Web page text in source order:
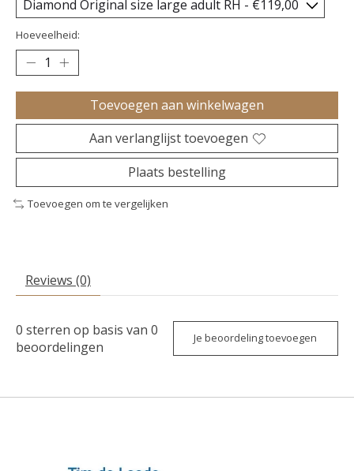
Hoeveelheid:
Toevoegen aan winkelwagen
Aan verlanglijst toevoegen
Plaats bestelling
Toevoegen om te vergelijken
Reviews (0)
0 sterren op basis van 0
beoordelingen
Je beoordeling toevoegen